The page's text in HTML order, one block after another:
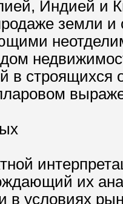
Индией и
земли
в строящихся
их
в условиях